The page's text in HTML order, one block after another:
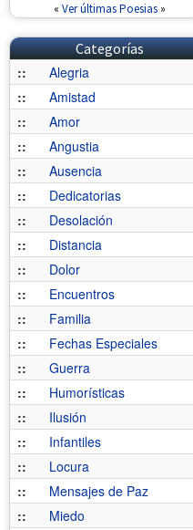
« Ver últimas Poesias»
Categorías
::
Alegria
::
Amistad
::
Amor
::
Angustia
::
Ausencia
::
Dedicatorias
::
Desolación
::
Distancia
::
Dolor
::
Encuentros
::
Familia
::
Fechas Especiales
::
Guerra
::
Humorísticas
::
Ilusión
::
Infantiles
::
Locura
::
Mensajes de Paz
::
Miedo